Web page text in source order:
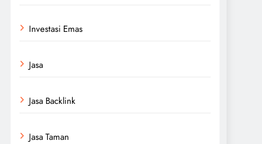
Investasi Emas
Jasa
Jasa Backlink
Jasa Taman